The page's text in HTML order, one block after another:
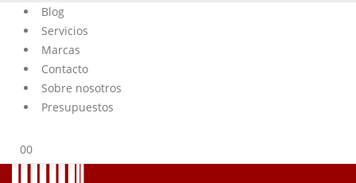
Blog
Servicios
Marcas
Contacto
Sobre nosotros
Presupuestos
00